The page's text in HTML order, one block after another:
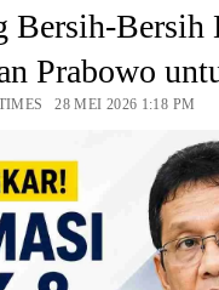
Bersih-Bersih
Prabowo
28 MEI 2026 1:18 PM